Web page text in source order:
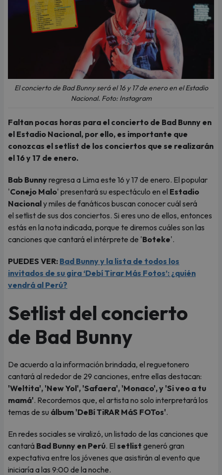
El concierto de Bad Bunny será el 16 y 17 de enero en el Estadio
Nacional. Foto: Instagram
Faltan pocas horas para el concierto de Bad Bunny en
el Estadio Nacional, por ello, es importante que
conozcas el setlist de los conciertos que se realizarán
el 16 y 17 de enero.
Bab Bunnyregresa a Lima este 16 y 17 de enero. El popular
'Conejo Malo' presentará su espectáculo en el Estadio
Nacionaly miles de fanáticos buscan conocer cuál será
el setlist de sus dos conciertos. Si eres uno de ellos, entonces
estás en la nota indicada, porque te diremos cuáles son las
canciones que cantará el intérprete de 'Boteke'.
PUEDES VER: Bad Bunny y la lista de todos los
invitados de su gira ‘Debí Tirar Más Fotos’: ¿quién
vendrá al Perú?
Setlist del concierto
de Bad Bunny
De acuerdo a la información brindada, el reguetonero
cantará al rededor de 29 canciones, entre ellas destacan:
'Weltita', 'New Yol', 'Safaera', 'Monaco', y 'Si veo a tu
mamá'. Recordemos que, el artista no solo interpretará los
temas de su álbum 'DeBí TiRAR MáS FOTos'.
En redes sociales se viralizó, un listado de las canciones que
cantará Bad Bunny en Perú. El setlist generó gran
expectativa entre los jóvenes que asistirán al evento que
iniciaría a las 9:00 de la noche.